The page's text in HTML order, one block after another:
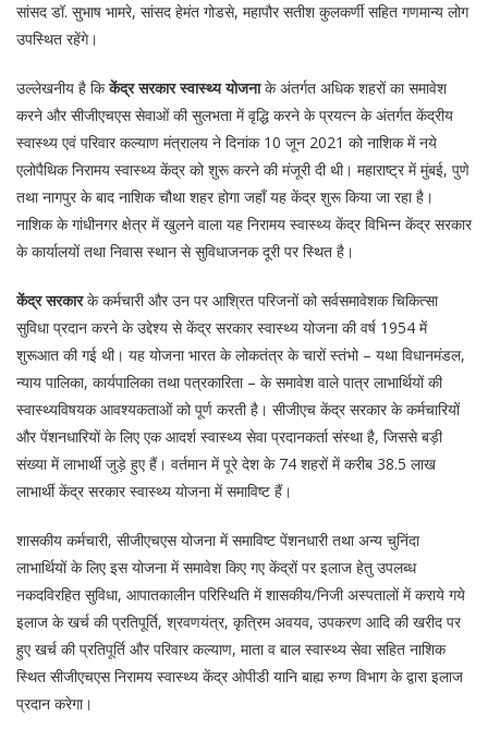
सांसद डॉ. सुभाष भामरे, सांसद हेमंत गोडसे, महापौर सतीश कुलकर्णी सहित गणमान्य लोग
उपस्थित रहेंगे।
उल्लेखनीय है किकेंद्र सरकार स्वास्थ्य योजनाके अंतर्गत अधिक शहरों का समावेश
करने और सीजीएचएस सेवाओं की सुलभता में वृद्धि करने के प्रयत्न के अंतर्गत केंद्रीय
स्वास्थ्य एवं परिवार कल्याण मंत्रालय ने दिनांक 10 जून 2021 को नाशिक में नये
एलोपैथिक निरामय स्वास्थ्य केंद्र को शुरू करने की मंजूरी दी थी। महाराष्ट्र में मुंबई, पुणे
तथा नागपुर के बाद नाशिक चौथा शहर होगा जहाँ यह केंद्र शुरू किया जा रहा है।
नाशिक के गांधीनगर क्षेत्र में खुलने वाला यह निरामय स्वास्थ्य केंद्र विभिन्न केंद्र सरकार
के कार्यालयों तथा निवास स्थान से सुविधाजनक दूरी पर स्थित है।
केंद्र सरकारके कर्मचारी और उन पर आश्रित परिजनों को सर्वसमावेशक चिकित्सा
सुविधा प्रदान करने के उद्देश्य से केंद्र सरकार स्वास्थ्य योजना की वर्ष 1954 में
शुरूआत की गई थी। यह योजना भारत के लोकतंत्र के चारों स्तंभो – यथा विधानमंडल,
न्याय पालिका, कार्यपालिका तथा पत्रकारिता – के समावेश वाले पात्र लाभार्थियों की
स्वास्थ्यविषयक आवश्यकताओं को पूर्ण करती है। सीजीएच केंद्र सरकार के कर्मचारियों
और पेंशनधारियों के लिए एक आदर्श स्वास्थ्य सेवा प्रदानकर्ता संस्था है, जिससे बड़ी
संख्या में लाभार्थी जुड़े हुए हैं। वर्तमान में पूरे देश के 74 शहरों में करीब 38.5 लाख
लाभार्थी केंद्र सरकार स्वास्थ्य योजना में समाविष्ट हैं।
शासकीय कर्मचारी, सीजीएचएस योजना में समाविष्ट पेंशनधारी तथा अन्य चुनिंदा
लाभार्थियों के लिए इस योजना में समावेश किए गए केंद्रों पर इलाज हेतु उपलब्ध
नकदविरहित सुविधा, आपातकालीन परिस्थिति में शासकीय/निजी अस्पतालों में कराये गये
इलाज के खर्च की प्रतिपूर्ति, श्रवणयंत्र, कृत्रिम अवयव, उपकरण आदि की खरीद पर
हुए खर्च की प्रतिपूर्ति और परिवार कल्याण, माता व बाल स्वास्थ्य सेवा सहित नाशिक
स्थित सीजीएचएस निरामय स्वास्थ्य केंद्र ओपीडी यानि बाह्य रुग्ण विभाग के द्वारा इलाज
प्रदान करेगा।